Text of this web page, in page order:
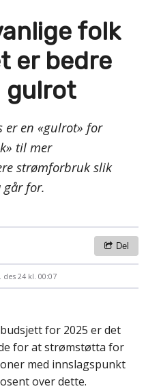
folk
er bedre
gulrot
er en «gulrot» for
til mer
strømforbruk slik
går for.
des 24 kl. 00:07
Del
for 2025 er det
for at strømstøtta for
med innslagspunkt
over dette.